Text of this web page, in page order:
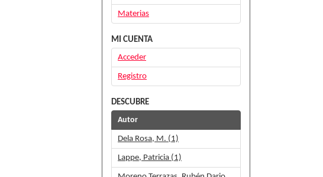
Materias
MI CUENTA
Acceder
Registro
DESCUBRE
Autor
Dela Rosa, M. (1)
Lappe, Patricia (1)